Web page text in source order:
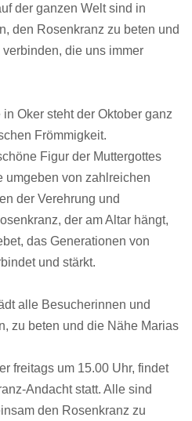
der ganzen Welt sind in
den Rosenkranz zu beten und
die uns immer
Oker steht der Oktober ganz
Frömmigkeit.
Figur der Muttergottes
umgeben von zahlreichen
der Verehrung und
der am Altar hängt,
das Generationen von
und stärkt.
alle Besucherinnen und
zu beten und die Nähe Marias
freitags um 15.00 Uhr, findet
Andacht statt. Alle sind
den Rosenkranz zu